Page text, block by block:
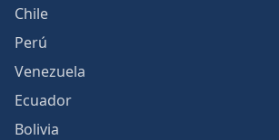
Chile
Perú
Venezuela
Ecuador
Bolivia